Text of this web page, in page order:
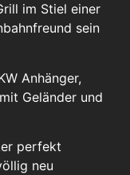
im Stiel einer
sein
Anhänger,
Geländer und
perfekt
neu